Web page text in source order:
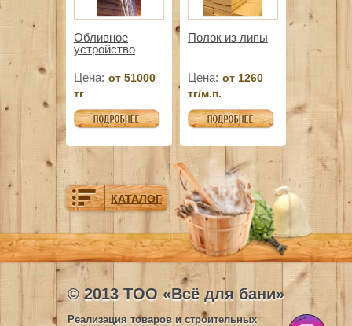
Обливное
устройство
Цена: от 51000
тг
Полок из липы
Цена: от 1260
тг/м.п.
КАТАЛОГ
© 2013 ТОО «Всё для бани»
Реализация товаров и строительных